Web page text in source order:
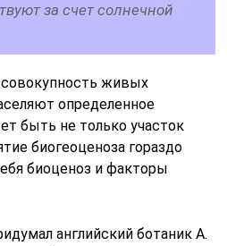
за счет солнечной
живых
определенное
быть не только участок
биогеоценоза гораздо
биоценоз и факторы
английский ботаник А.